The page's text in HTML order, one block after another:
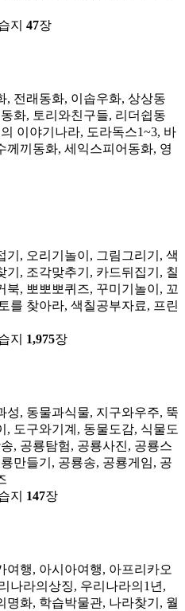
지 47장
, 전래동화, 이솝우화, 상상동
화, 토리와친구들, 리더쉽동
이야기나라, 도라독스1~3, 바
께끼동화, 세익스피어동화, 영
기, 오리기놀이, 그림그리기, 색
기, 조각맞추기, 카드뒤집기, 칠
북, 뽀뽀뽀퀴즈, 꾸미기놀이, 꼬
를 찾아라, 색칠공부자료, 프린
지 1,975장
성, 동물과식물, 지구와우주, 뚝
, 도구와기계, 동물도감, 식물도
, 공룡탐험, 공룡사진, 공룡스
만들기, 공룡송, 공룡게임, 공
지 147장
여행, 아시아여행, 아프리카오
나라의상징, 우리나라의1년,
명화, 학습박물관, 나라찾기, 월